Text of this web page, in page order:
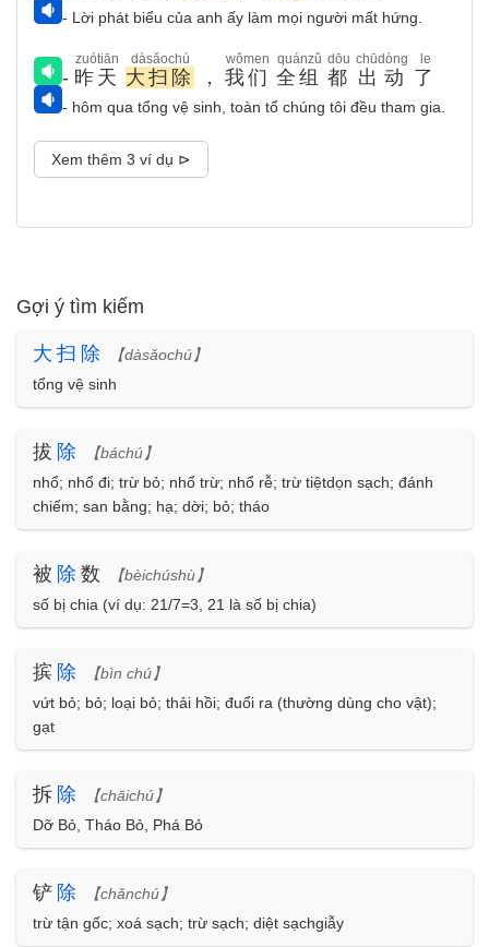
- Lời phát biểu của anh ấy làm mọi người mất hứng.
- 昨天
zuótiān
大扫除
dàsǎochú
， 我们
wǒmen
全组
quánzǔ
都
dōu
出动
chūdòng
了
le
- hôm qua tổng vệ sinh, toàn tổ chúng tôi đều tham gia.
Xem thêm 3 ví dụ ⊳
Gợi ý tìm kiếm
大 扫 除
【dàsǎochú】
tổng vệ sinh
拔 除
【báchú】
nhổ; nhổ đi; trừ bỏ; nhổ trừ; nhổ rễ; trừ tiệtdọn sạch; đánh
chiếm; san bằng; hạ; dời; bỏ; tháo
被 除 数
【bèichúshù】
số bị chia (ví dụ: 21/7=3, 21 là số bị chia)
摈 除
【bìn chú】
vứt bỏ; bỏ; loại bỏ; thải hồi; đuổi ra (thường dùng cho vật);
gạt
拆 除
【chāichú】
Dỡ Bỏ, Tháo Bỏ, Phá Bỏ
铲 除
【chǎnchú】
trừ tận gốc; xoá sạch; trừ sạch; diệt sạchgiẫy